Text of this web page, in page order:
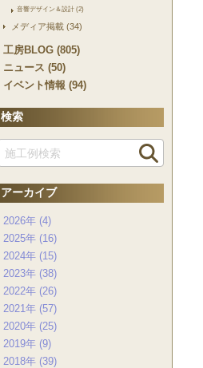
音響デザイン＆設計 (2)
メディア掲載 (34)
工房BLOG (805)
ニュース (50)
イベント情報 (94)
検索
アーカイブ
2026年 (4)
2025年 (16)
2024年 (15)
2023年 (38)
2022年 (26)
2021年 (57)
2020年 (25)
2019年 (9)
2018年 (39)